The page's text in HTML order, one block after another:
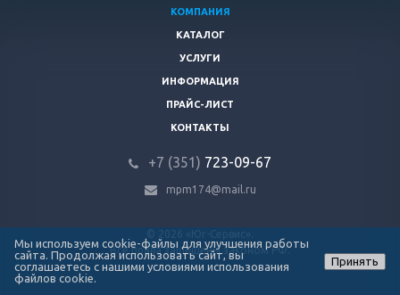
Все права защищены законом РФ.
КОМПАНИЯ
КАТАЛОГ
УСЛУГИ
ИНФОРМАЦИЯ
ПРАЙС-ЛИСТ
КОНТАКТЫ
+7 (351) 723-09-67
mpm174@mail.ru
Мы используем cookie-файлы для улучшения работы
сайта. Продолжая использовать сайт, вы
соглашаетесь с нашими условиямииспользования
файлов cookie.
Принять